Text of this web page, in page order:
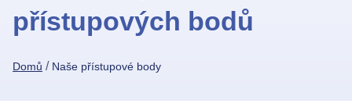
přístupových bodů
Domů / Naše přístupové body